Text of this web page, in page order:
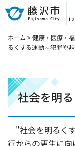
藤沢市
ホーム >健康・医療・
るくする運動～犯罪や
社会を明
"社会を明るく
行からの更生に